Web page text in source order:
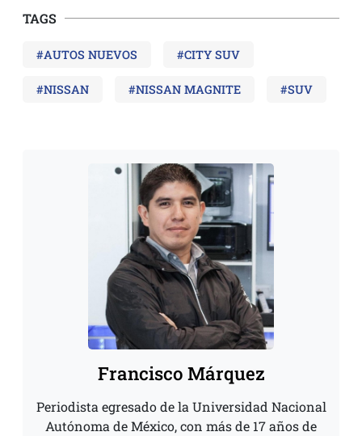
TAGS
#AUTOS NUEVOS #CITY SUV
#NISSAN #NISSAN MAGNITE #SUV
Francisco Márquez
Periodista egresado de la Universidad Nacional
Autónoma de México, con más de 17 años de